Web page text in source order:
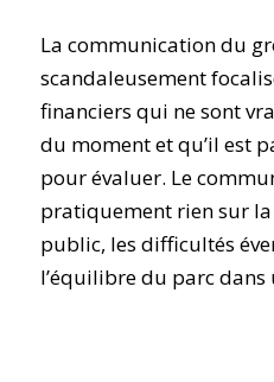
La communication du
scandaleusement
financiers qui ne sont
du moment et qu’il est
pour évaluer. Le
pratiquement rien sur
public, les difficultés
l’équilibre du parc